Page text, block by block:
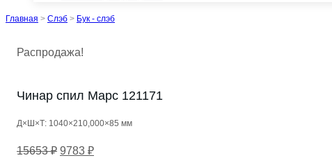
Главная > Слэб > Бук - слэб
Распродажа!
Чинар спил Марс 121171
Д×Ш×Т: 1040×210,000×85 мм
15653₽ Первоначальная
9783 ₽Текущая